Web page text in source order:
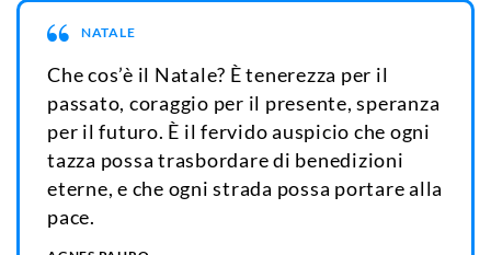
NATALE
Che cos’è il Natale? È tenerezza per il
passato, coraggio per il presente, speranza
per il futuro. È il fervido auspicio che ogni
tazza possa trasbordare di benedizioni
eterne, e che ogni strada possa portare alla
pace.